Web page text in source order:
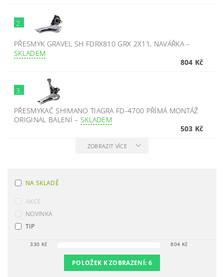
2.
PŘESMYK GRAVEL SH FDRX810 GRX 2X11, NAVÁŘKA–
SKLADEM
804 Kč
3.
PŘESMYKAČ SHIMANO TIAGRA FD-4700 PŘÍMÁ MONTÁŽ
ORIGINAL BALENÍ– SKLADEM
503 Kč
ZOBRAZIT VÍCE
NA SKLADĚ
AKCE
NOVINKA
TIP
330 Kč 804 Kč
POLOŽEK K ZOBRAZENÍ: 6